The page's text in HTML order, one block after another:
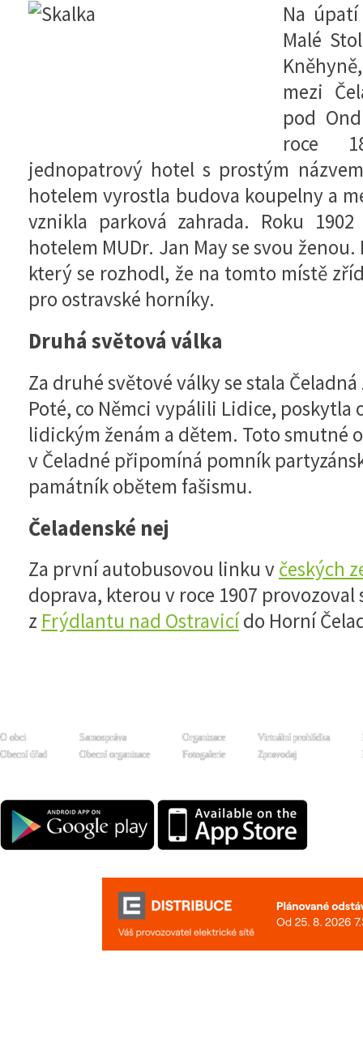
Na
Malé
mezi
pod
roce
jednopatrový hotel s prostým
hotelem vyrostla budova koupelny a
vznikla parková zahrada. Roku
hotelem MUDr. Jan May se svou
který se rozhodl, že na tomto místě
pro ostravské horníky.
Druhá světová válka
Za druhé světové války se stala
Poté, co Němci vypálili Lidice, poskytla
lidickým ženám a dětem. Toto smutné
v Čeladné připomíná pomník
památník obětem fašismu.
Čeladenské nej
Za první autobusovou linku včeských
doprava, kterou v roce 1907
z Frýdlantu nad Ostravicído Horní
O obci
Obecní úřad
Samospráva
Obecní organizace
Organizace
Fotogalerie
Virtuální prohlídka
Zpravodaj